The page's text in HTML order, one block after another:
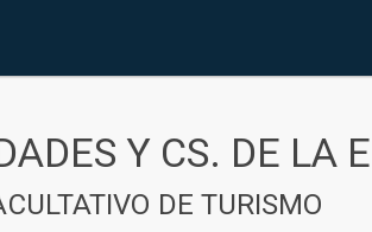
Y CS. DE LA
DE TURISMO